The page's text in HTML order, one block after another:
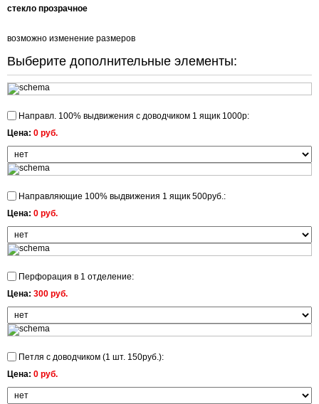
стекло прозрачное
возможно изменение размеров
Выберите дополнительные элементы:
Направл. 100% выдвижения с доводчиком 1 ящик 1000р:
Цена: 0 руб.
Направляющие 100% выдвижения 1 ящик 500руб.:
Цена: 0 руб.
Перфорация в 1 отделение:
Цена: 300 руб.
Петля с доводчиком (1 шт. 150руб.):
Цена: 0 руб.